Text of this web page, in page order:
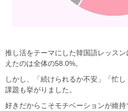
推し活をテーマにした韓国語レッス
えたのは全体の58.0%。
しかし、「続けられるか不安」「忙
課題も挙がりました。
好きだからこそモチベーションが維